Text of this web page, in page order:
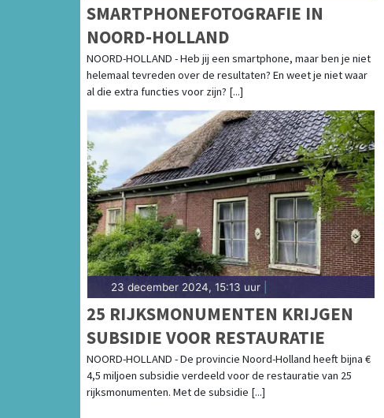
SMARTPHONEFOTOGRAFIE IN
NOORD-HOLLAND
NOORD-HOLLAND - Heb jij een smartphone, maar ben je niet
helemaal tevreden over de resultaten? En weet je niet waar
al die extra functies voor zijn? [...]
23 december 2024, 15:13 uur
25 RIJKSMONUMENTEN KRIJGEN
SUBSIDIE VOOR RESTAURATIE
NOORD-HOLLAND - De provincie Noord-Holland heeft bijna €
4,5 miljoen subsidie verdeeld voor de restauratie van 25
rijksmonumenten. Met de subsidie [...]